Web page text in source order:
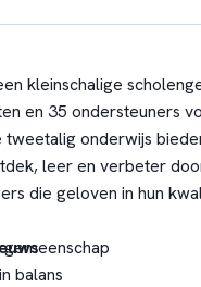
kleinschalige
en 35 ondersteuners
onderwijs
leer en verbeter
die geloven in hun
balans